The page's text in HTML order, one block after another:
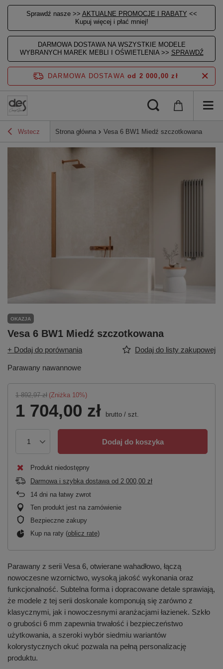
Sprawdź nasze >> AKTUALNE PROMOCJE I RABATY <<
Kupuj więcej i płać mniej!
DARMOWA DOSTAWA NA WSZYSTKIE MODELE
WYBRANYCH MAREK MEBLI I OŚWIETLENIA >> SPRAWDŹ
DARMOWA DOSTAWA od 2 000,00 zł
Wstecz Strona główna Vesa 6 BW1 Miedź szczotkowana
OKAZJA
Vesa 6 BW1 Miedź szczotkowana
+ Dodaj do porównania Dodaj do listy zakupowej
Parawany nawannowe
1 892,97 zł (Zniżka 10%)
1 704,00 zł brutto / szt.
Dodaj do koszyka
Produkt niedostępny
Darmowa i szybka dostawa od 2 000,00 zł
14 dni na łatwy zwrot
Ten produkt jest na zamówienie
Bezpieczne zakupy
Kup na raty (oblicz ratę)
Parawany z serii Vesa 6, otwierane wahadłowo, łączą
nowoczesne wzornictwo, wysoką jakość wykonania oraz
funkcjonalność. Subtelna forma i dopracowane detale sprawiają,
że modele z tej serii doskonale komponują się zarówno z
klasycznymi, jak i nowoczesnymi aranżacjami łazienek. Szkło
o grubości 6 mm zapewnia trwałość i bezpieczeństwo
użytkowania, a szeroki wybór siedmiu wariantów
kolorystycznych okuć pozwala na pełną personalizację
produktu.